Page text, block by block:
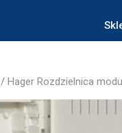
/ Hager Rozdzielnica